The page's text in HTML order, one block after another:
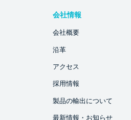
会社情報
会社概要
沿革
アクセス
採用情報
製品の輸出について
最新情報・お知らせ